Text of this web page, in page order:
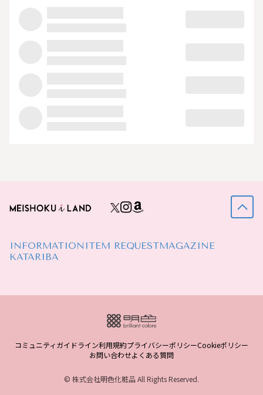
INFORMATION ITEM REQUESTMAGAZINE
KATARIBA
コミュニティガイドライン利用規約プライバシーポリシーCookieポリシー
お問い合わせよくある質問
© 株式会社明色化粧品 All Rights Reserved.